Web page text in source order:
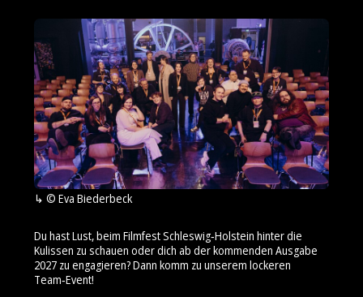
© Eva Biederbeck
Du hast Lust, beim Filmfest Schleswig‑Holstein hinter die
Kulissen zu schauen oder dich ab der kommenden Ausgabe
2027 zu engagieren? Dann komm zu unserem lockeren
Team‑Event!